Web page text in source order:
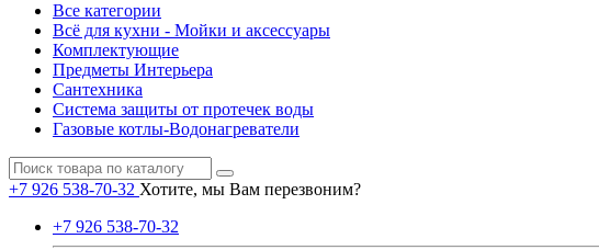
Все категории
Всё для кухни - Мойки и аксессуары
Комплектующие
Предметы Интерьера
Сантехника
Система защиты от протечек воды
Газовые котлы-Водонагреватели
+7 926 538-70-32 Хотите, мы Вам перезвоним?
+7 926 538-70-32